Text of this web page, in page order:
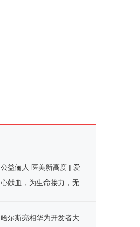
公益俪人 医美新高度 | 爱
心献血，为生命接力，无
哈尔斯亮相华为开发者大